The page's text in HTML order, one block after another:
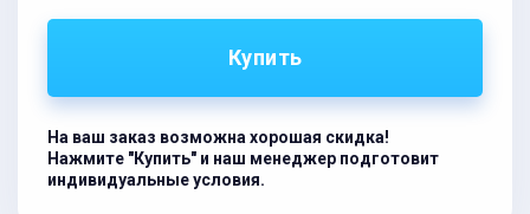
Купить
На ваш заказ возможна хорошая скидка!
Нажмите "Купить" и наш менеджер подготовит
индивидуальные условия.